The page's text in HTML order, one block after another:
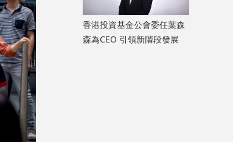
香港投資基金公會委任葉森
森為CEO 引領新階段發展